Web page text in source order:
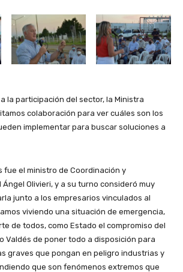
la participación del sector, la Ministra
colaboración para ver cuáles son los
implementar para buscar soluciones a
fue el ministro de Coordinación y
Ángel Olivieri, y a su turno consideró muy
junto a los empresarios vinculados al
viviendo una situación de emergencia,
de todos, como Estado el compromiso del
Valdés de poner todo a disposición para
graves que pongan en peligro industrias y
que son fenómenos extremos que